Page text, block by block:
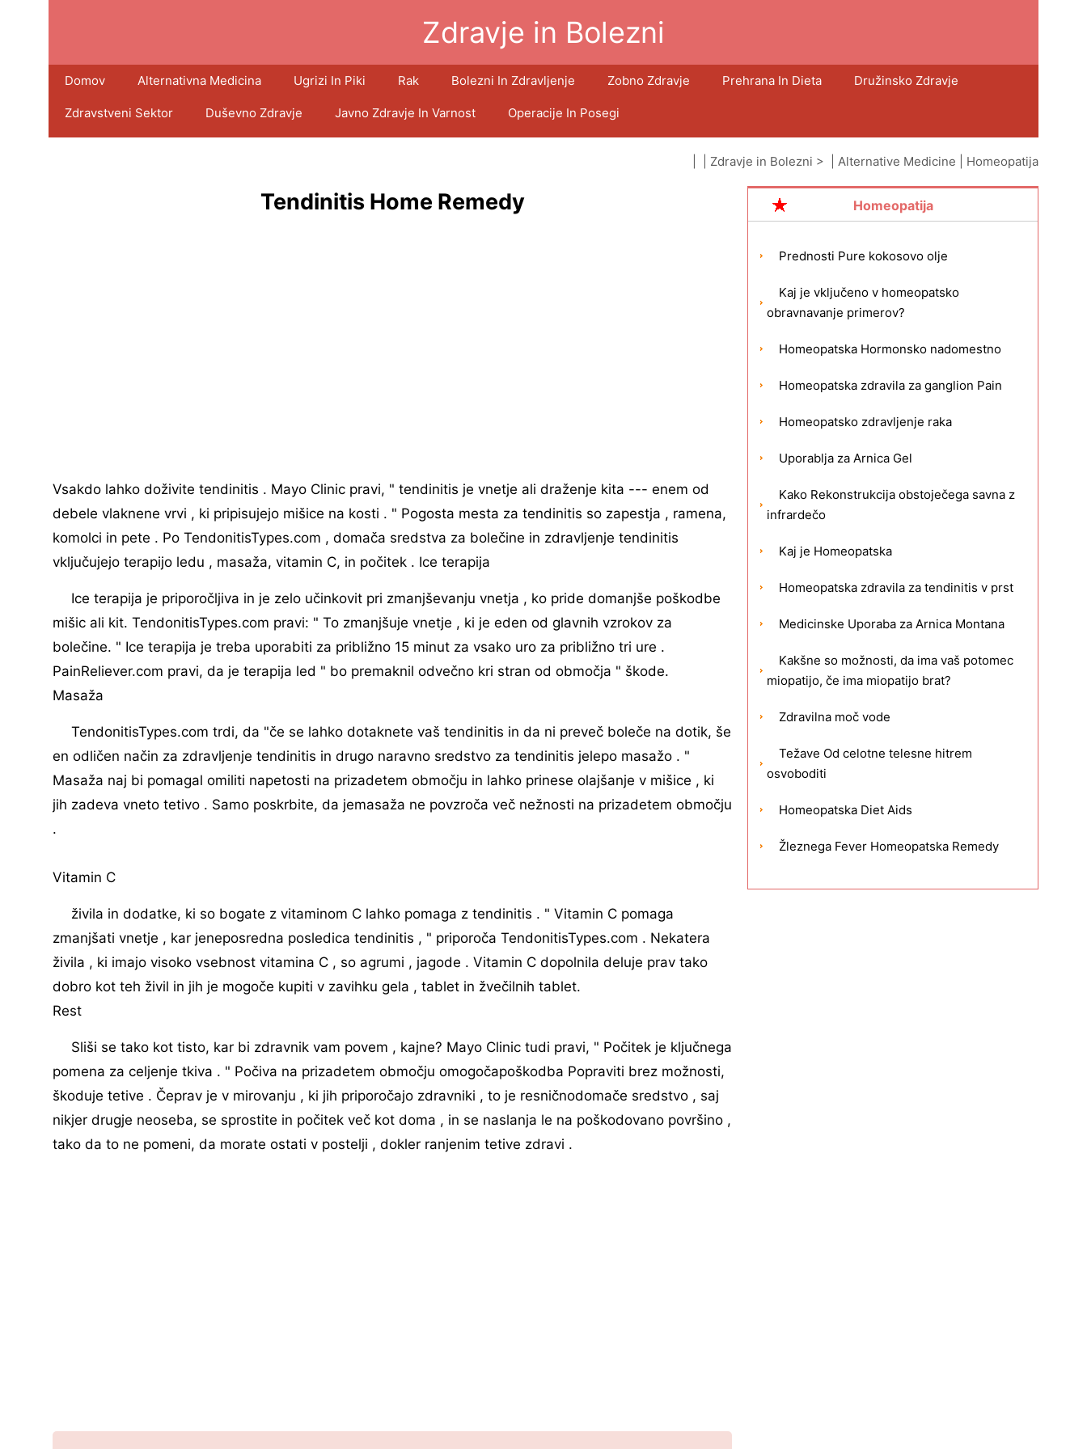
Zdravje in Bolezni
Domov Alternativna Medicina Ugrizi In Piki Rak Bolezni In Zdravljenje Zobno Zdravje Prehrana In Dieta Družinsko Zdravje
Zdravstveni Sektor Duševno Zdravje Javno Zdravje In Varnost Operacije In Posegi
Zdravje in Bolezni > | Alternative Medicine Homeopatija
Tendinitis Home Remedy
Vsakdo lahko doživite tendinitis . Mayo Clinic pravi, " tendinitis je vnetje ali draženje kita --- enem od
debele vlaknene vrvi , ki pripisujejo mišice na kosti . " Pogosta mesta za tendinitis so zapestja , ramena,
komolci in pete . Po TendonitisTypes.com , domača sredstva za bolečine in zdravljenje tendinitis
vključujejo terapijo ledu , masaža, vitamin C, in počitek . Ice terapija
Ice terapija je priporočljiva in je zelo učinkovit pri zmanjševanju vnetja , ko pride domanjše poškodbe
mišic ali kit. TendonitisTypes.com pravi: " To zmanjšuje vnetje , ki je eden od glavnih vzrokov za
bolečine. " Ice terapija je treba uporabiti za približno 15 minut za vsako uro za približno tri ure .
PainReliever.com pravi, da je terapija led " bo premaknil odvečno kri stran od območja " škode.
Masaža
TendonitisTypes.com trdi, da "če se lahko dotaknete vaš tendinitis in da ni preveč boleče na dotik, še
en odličen način za zdravljenje tendinitis in drugo naravno sredstvo za tendinitis jelepo masažo . "
Masaža naj bi pomagal omiliti napetosti na prizadetem območju in lahko prinese olajšanje v mišice , ki
jih zadeva vneto tetivo . Samo poskrbite, da jemasaža ne povzroča več nežnosti na prizadetem območju
.
Vitamin C
živila in dodatke, ki so bogate z vitaminom C lahko pomaga z tendinitis . " Vitamin C pomaga
zmanjšati vnetje , kar jeneposredna posledica tendinitis , " priporoča TendonitisTypes.com . Nekatera
živila , ki imajo visoko vsebnost vitamina C , so agrumi , jagode . Vitamin C dopolnila deluje prav tako
dobro kot teh živil in jih je mogoče kupiti v zavihku gela , tablet in žvečilnih tablet.
Rest
Sliši se tako kot tisto, kar bi zdravnik vam povem , kajne? Mayo Clinic tudi pravi, " Počitek je ključnega
pomena za celjenje tkiva . " Počiva na prizadetem območju omogočapoškodba Popraviti brez možnosti,
škoduje tetive . Čeprav je v mirovanju , ki jih priporočajo zdravniki , to je resničnodomače sredstvo , saj
nikjer drugje neoseba, se sprostite in počitek več kot doma , in se naslanja le na poškodovano površino ,
tako da to ne pomeni, da morate ostati v postelji , dokler ranjenim tetive zdravi .
Homeopatija
Prednosti Pure kokosovo olje
Kaj je vključeno v homeopatsko
obravnavanje primerov?
Homeopatska Hormonsko nadomestno
Homeopatska zdravila za ganglion Pain
Homeopatsko zdravljenje raka
Uporablja za Arnica Gel
Kako Rekonstrukcija obstoječega savna z
infrardečo
Kaj je Homeopatska
Homeopatska zdravila za tendinitis v prst
Medicinske Uporaba za Arnica Montana
Kakšne so možnosti, da ima vaš potomec
miopatijo, če ima miopatijo brat?
Zdravilna moč vode
Težave Od celotne telesne hitrem
osvoboditi
Homeopatska Diet Aids
Žleznega Fever Homeopatska Remedy